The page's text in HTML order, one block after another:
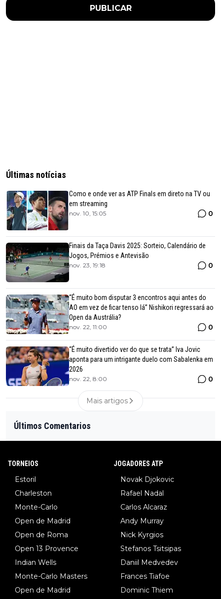
PUBLICAR
Últimas notícias
Como e onde ver as ATP Finals em direto na TV ou
em streaming
nov. 10, 15:05 0
Finais da Taça Davis 2025: Sorteio, Calendário de
Jogos, Prémios e Antevisão
nov. 23, 19:18 0
“É muito bom disputar 3 encontros aqui antes do
AO em vez de ficar tenso lá” Nishikori regressará ao
Open da Austrália?
nov. 22, 11:00 0
“É muito divertido ver do que se trata” Iva Jovic
aponta para um intrigante duelo com Sabalenka em
2026
nov. 22, 8:00 0
Mais artigos
Últimos Comentarios
TORNEIOS
Estoril
Charleston
Monte-Carlo
Open de Madrid
Open de Roma
Open 13 Provence
Indian Wells
Monte-Carlo Masters
Open de Madrid
JOGADORES ATP
Novak Djokovic
Rafael Nadal
Carlos Alcaraz
Andy Murray
Nick Kyrgios
Stefanos Tsitsipas
Daniil Medvedev
Frances Tiafoe
Dominic Thiem